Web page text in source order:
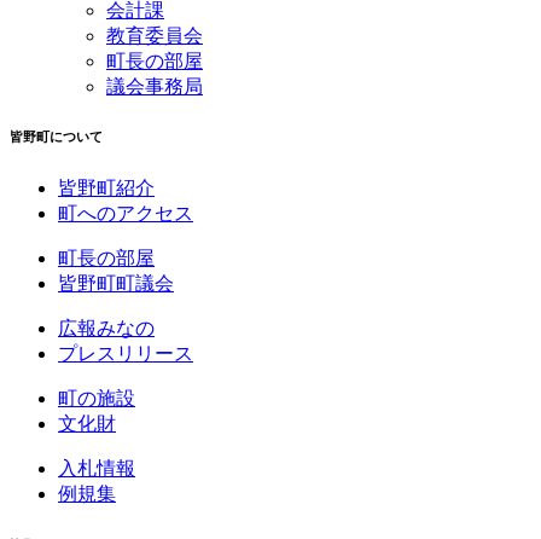
会計課
教育委員会
町長の部屋
議会事務局
皆野町について
皆野町紹介
町へのアクセス
町長の部屋
皆野町町議会
広報みなの
プレスリリース
町の施設
文化財
入札情報
例規集